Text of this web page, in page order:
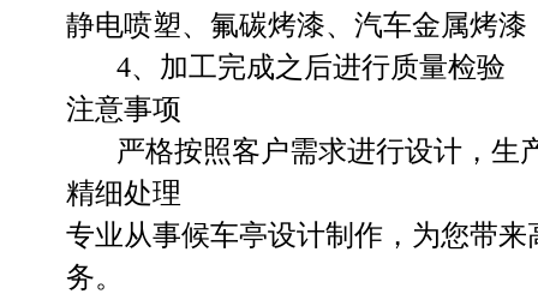
静电喷塑、氟碳烤漆、汽车金属烤漆
4、加工完成之后进行质量检验
注意事项
严格按照客户需求进行设计，生
精细处理
专业从事候车亭设计制作，为您带
务。